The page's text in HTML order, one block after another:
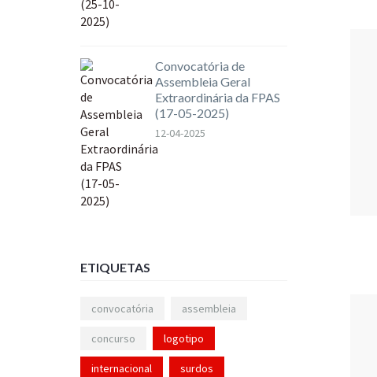
Convocatória de
Assembleia Geral
Extraordinária da FPAS
(17-05-2025)
12-04-2025
ETIQUETAS
convocatória assembleia
concurso logotipo
internacional surdos